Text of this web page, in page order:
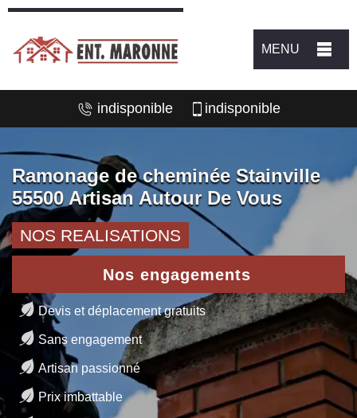
MENU
indisponible indisponible
Ramonage de cheminée Stainville
55500 Artisan Autour De Vous
NOS REALISATIONS
Nos engagements
Devis et déplacement gratuits
Sans engagement
Artisan passionné
Prix imbattable